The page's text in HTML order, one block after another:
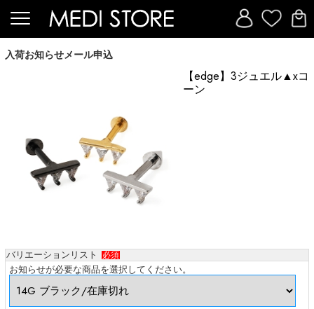
入荷お知らせメール申込
【edge】3ジュエル▲xコ
ーン
バリエーションリスト 必須
お知らせが必要な商品を選択してください。